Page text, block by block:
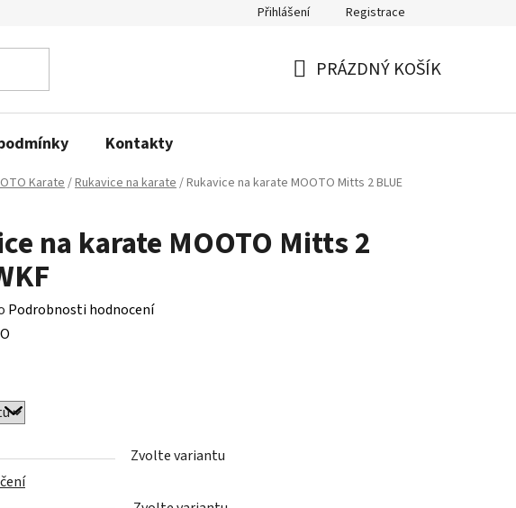
od smlouvy Politika používání cookiesPřihlášení Registrace
PRÁZDNÝ KOŠÍK
Kontakty
Karate/Rukavice na karate/Rukavice na karate MOOTO Mitts 2 BLUE
na karate MOOTO Mitts 2
Podrobnosti hodnocení
Zvolte variantu